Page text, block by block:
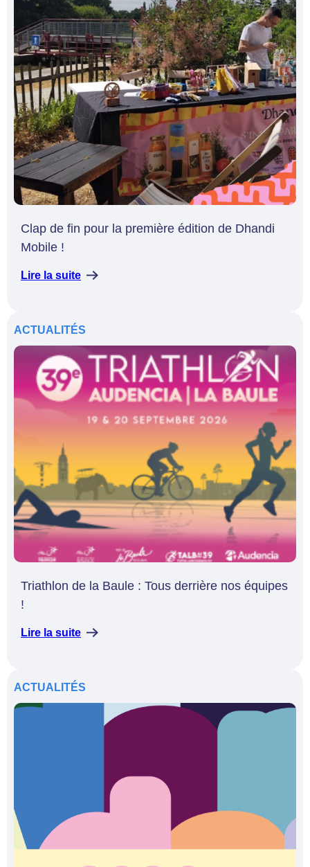
Clap de fin pour la première édition de Dhandi
Mobile !
Lire la suite
ACTUALITÉS
Triathlon de la Baule : Tous derrière nos équipes
!
Lire la suite
ACTUALITÉS